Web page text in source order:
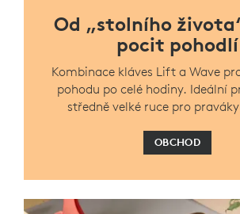
Od „stolního
pocit pohodlí
Kombinace kláves Lift a Wave
pohodu po celé hodiny. Ideální
středně velké ruce pro
OBCHOD